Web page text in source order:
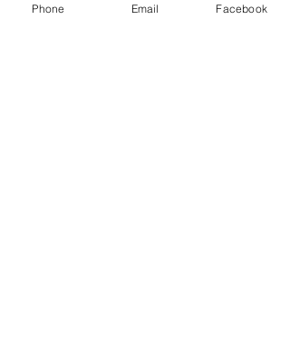
Partager cet événement
Phone Email Facebook